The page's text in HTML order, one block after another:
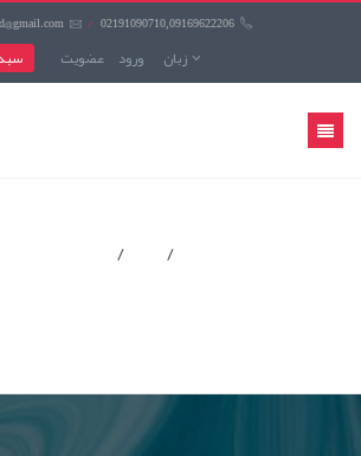
/ 02191090710,09169622206
عضويت ورود زبان